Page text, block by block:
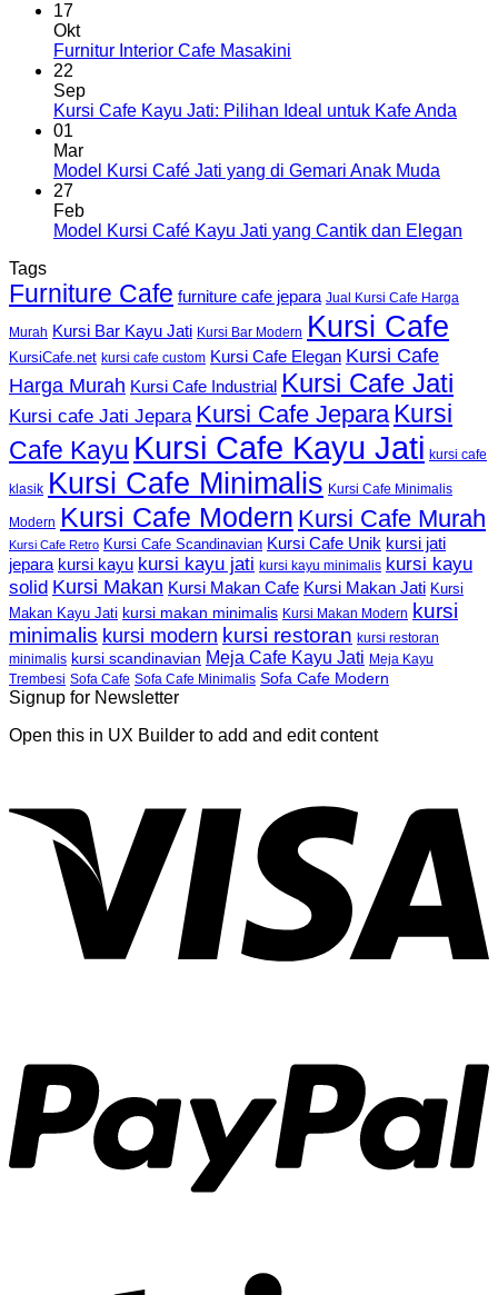
17
Okt
Furnitur Interior Cafe Masakini
22
Sep
Kursi Cafe Kayu Jati: Pilihan Ideal untuk Kafe Anda
01
Mar
Model Kursi Café Jati yang di Gemari Anak Muda
27
Feb
Model Kursi Café Kayu Jati yang Cantik dan Elegan
Tags
Furniture Cafe furniture cafe jepara Jual Kursi Cafe Harga
Murah Kursi Bar Kayu Jati Kursi Bar Modern Kursi Cafe
KursiCafe.net kursi cafe custom Kursi Cafe Elegan Kursi Cafe
Harga Murah Kursi Cafe Industrial Kursi Cafe Jati
Kursi cafe Jati Jepara Kursi Cafe Jepara Kursi
Cafe Kayu Kursi Cafe Kayu Jati kursi cafe
klasik Kursi Cafe Minimalis Kursi Cafe Minimalis
Modern Kursi Cafe Modern Kursi Cafe Murah
Kursi Cafe Retro Kursi Cafe Scandinavian Kursi Cafe Unik kursi jati
jepara kursi kayu kursi kayu jati kursi kayu minimalis kursi kayu
solid Kursi Makan Kursi Makan Cafe Kursi Makan Jati Kursi
Makan Kayu Jati kursi makan minimalis Kursi Makan Modern
kursi
minimalis kursi modern kursi restoran kursi restoran
minimalis kursi scandinavian Meja Cafe Kayu Jati Meja Kayu
Trembesi Sofa Cafe Sofa Cafe Minimalis Sofa Cafe Modern
Signup for Newsletter
Open this in UX Builder to add and edit content